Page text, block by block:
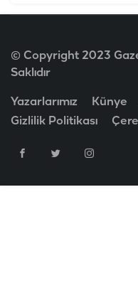
© Copyright 2023
Saklıdır
Yazarlarımız Künye
Gizlilik Politikası